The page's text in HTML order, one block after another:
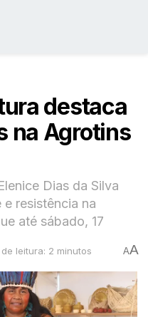
destaca
na Agrotins
Dias da Silva
resistência na
até sábado, 17
leitura: 2 minutos AA